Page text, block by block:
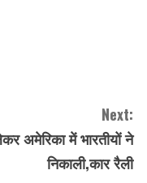
Next:
अमेरिका में भारतीयों ने
निकाली,कार रैली